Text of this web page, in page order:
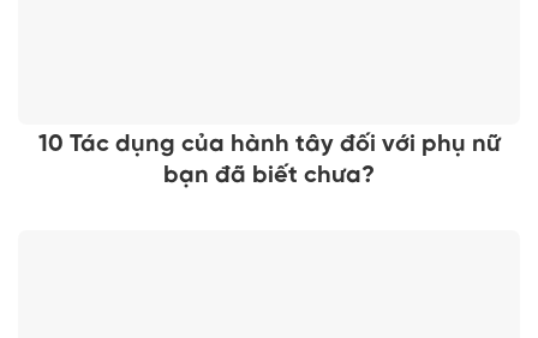
10 Tác dụng của hành tây đối với phụ nữ
bạn đã biết chưa?